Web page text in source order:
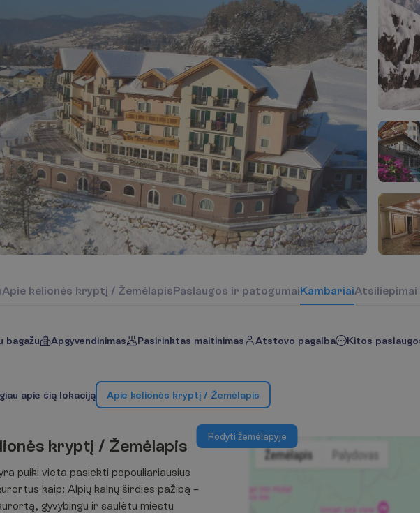
Apie kelionės kryptį / ŽemėlapisPaslaugos ir patogumaiKambariaiAtsiliepimai
bagažu Apgyvendinimas Pasirinktas maitinimas Atstovo pagalba Kitos
giau apie šią lokaciją Apie kelionės kryptį / Žemėlapis
lionės kryptį / Žemėlapis
puiki vieta pasiekti popouliariausius
kaip: Alpių kalnų širdies pažibą –
gyvybingu ir saulėtu miestu
Rodyti žemė apyje